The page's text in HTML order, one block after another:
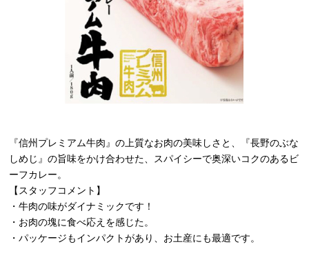
『信州プレミアム牛肉』の上質なお肉の美味しさと、『長野のぶな
しめじ』の旨味をかけ合わせた、スパイシーで奥深いコクのあるビ
ーフカレー。
【スタッフコメント】
・牛肉の味がダイナミックです！
・お肉の塊に食べ応えを感じた。
・パッケージもインパクトがあり、お土産にも最適です。